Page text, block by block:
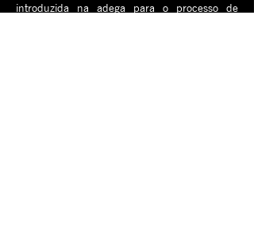
introduzida na adega para o processo de